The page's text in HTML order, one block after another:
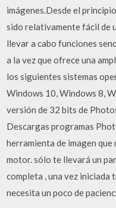
imágenes.Desde el
sido relativamente fácil de
llevar a cabo funciones
a la vez que ofrece una
los siguientes sistemas
Windows 10, Windows 8,
versión de 32 bits de
Descargas programas
herramienta de imagen
motor. sólo te llevará un
completa , una vez iniciada
necesita un poco de